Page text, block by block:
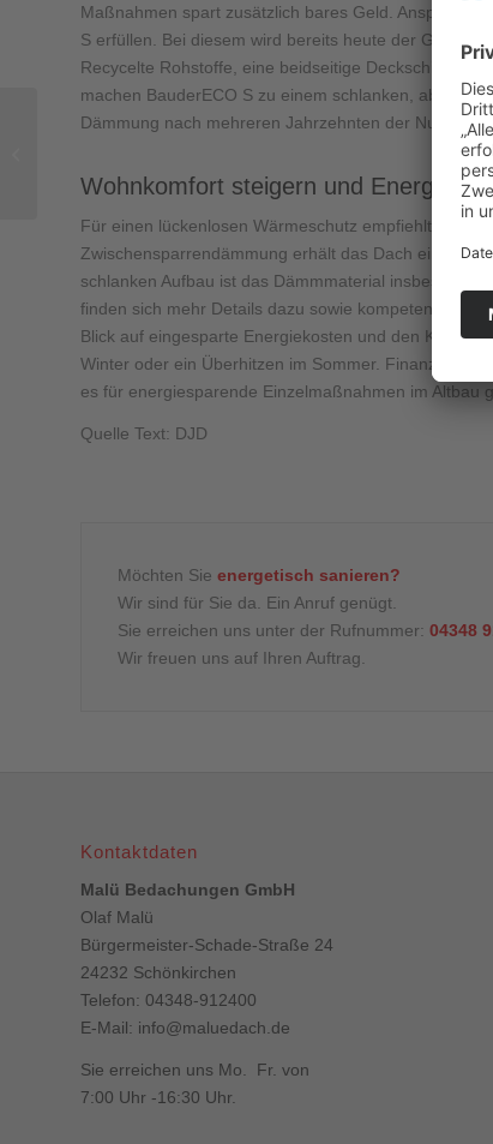
Maßnahmen spart zusätzlich bares Geld. Ansprüche
S erfüllen. Bei diesem wird bereits heute der Großteil
Recycelte Rohstoffe, eine beidseitige Deckschickt
machen BauderECO S zu einem schlanken, aber
Dämmung nach mehreren Jahrzehnten der Nutzung
Wohnkomfort steigern und Energie
Für einen lückenlosen Wärmeschutz empfiehlt sich
Zwischensparrendämmung erhält das Dach eine
schlanken Aufbau ist das Dämmmaterial
finden sich mehr Details dazu sowie kompetente
Blick auf eingesparte Energiekosten und den
Winter oder ein Überhitzen im Sommer. Finanziell
es für energiesparende Einzelmaßnahmen im Altbau
Quelle Text: DJD
Möchten Sie energetisch sanieren?
Wir sind für Sie da. Ein Anruf genügt.
Sie erreichen uns unter der Rufnummer: 04348
Wir freuen uns auf Ihren Auftrag.
Kontaktdaten
Malü Bedachungen GmbH
Olaf Malü
Bürgermeister-Schade-Straße 24
24232 Schönkirchen
Telefon: 04348-912400
E-Mail: info@maluedach.de
Sie erreichen uns Mo. Fr. von
7:00 Uhr -16:30 Uhr.
Tageslicht als
Raumgestaltung